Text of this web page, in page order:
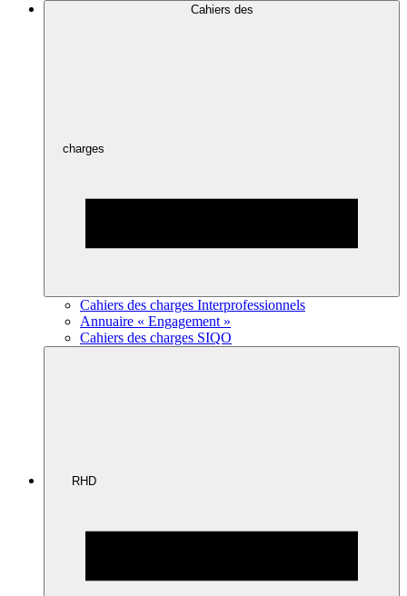
Cahiers des
charges
Cahiers des charges Interprofessionnels
Annuaire « Engagement »
Cahiers des charges SIQO
RHD